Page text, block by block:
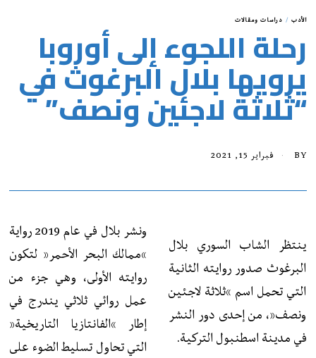
الأدب / دراسات ومقالات
رحلة اللجوء إلى أوروبا
يرويها بلال البرغوث في
“ثلاثة لاجئين ونصف”
BY فبراير 15, 2021
ينتظر الشاب السوري بلال
البرغوث صدور روايته الثانية
التي تحمل اسم “ثلاثة لاجئين
ونصف”، من إحدى دور النشر
في مدينة اسطنبول التركية.
ونشر بلال في عام 2019 رواية
“ممالك البحر الأحمر” لتكون
روايته الأولى، وهي جزء من
عمل روائي ثلاثي يندرج في
إطار “الفانتازيا التاريخية”
التي تحاول تسليط الضوء على